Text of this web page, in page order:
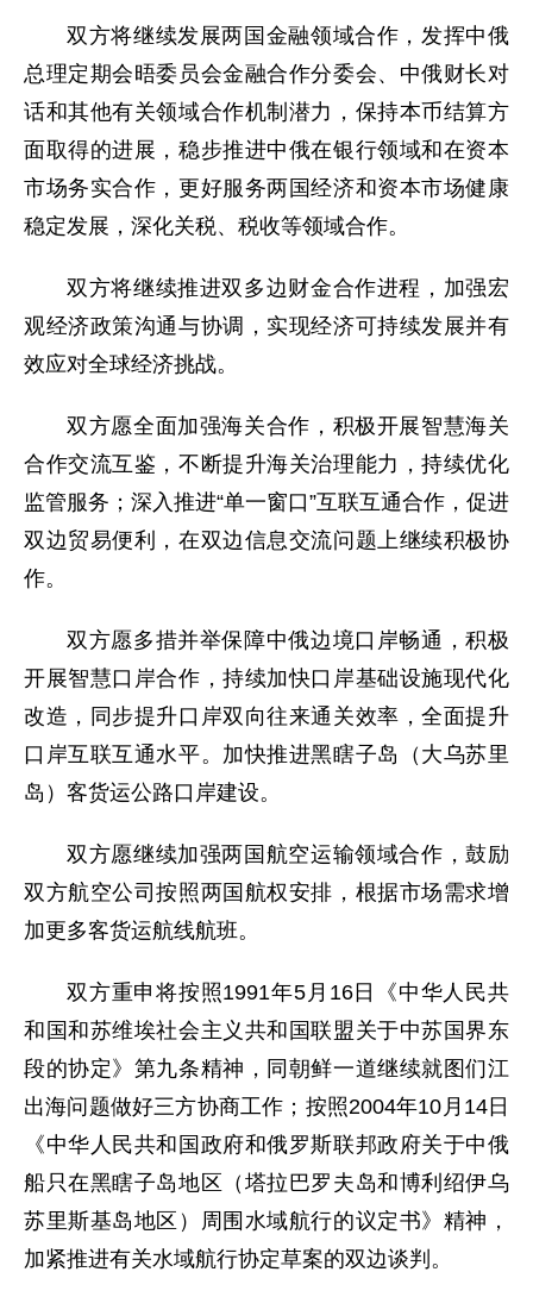
双方将继续发展两国金融领域合作，发挥中俄
总理定期会晤委员会金融合作分委会、中俄财长对
话和其他有关领域合作机制潜力，保持本币结算方
面取得的进展，稳步推进中俄在银行领域和在资本
市场务实合作，更好服务两国经济和资本市场健康
稳定发展，深化关税、税收等领域合作。
双方将继续推进双多边财金合作进程，加强宏
观经济政策沟通与协调，实现经济可持续发展并有
效应对全球经济挑战。
双方愿全面加强海关合作，积极开展智慧海关
合作交流互鉴，不断提升海关治理能力，持续优化
监管服务；深入推进“单一窗口”互联互通合作，促进
双边贸易便利，在双边信息交流问题上继续积极协
作。
双方愿多措并举保障中俄边境口岸畅通，积极
开展智慧口岸合作，持续加快口岸基础设施现代化
改造，同步提升口岸双向往来通关效率，全面提升
口岸互联互通水平。加快推进黑瞎子岛（大乌苏里
岛）客货运公路口岸建设。
双方愿继续加强两国航空运输领域合作，鼓励
双方航空公司按照两国航权安排，根据市场需求增
加更多客货运航线航班。
双方重申将按照1991年5月16日《中华人民共
和国和苏维埃社会主义共和国联盟关于中苏国界东
段的协定》第九条精神，同朝鲜一道继续就图们江
出海问题做好三方协商工作；按照2004年10月14日
《中华人民共和国政府和俄罗斯联邦政府关于中俄
船只在黑瞎子岛地区（塔拉巴罗夫岛和博利绍伊乌
苏里斯基岛地区）周围水域航行的议定书》精神，
加紧推进有关水域航行协定草案的双边谈判。